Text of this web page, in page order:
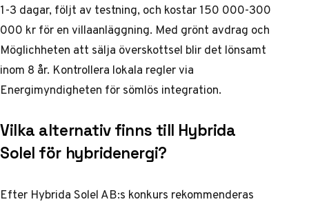
1-3 dagar, följt av testning, och kostar 150 000-300
000 kr för en villaanläggning. Med grönt avdrag och
Möglichheten att sälja överskottsel blir det lönsamt
inom 8 år. Kontrollera lokala regler via
Energimyndigheten för sömlös integration.
Vilka alternativ finns till Hybrida
Solel för hybridenergi?
Efter Hybrida Solel AB:s konkurs rekommenderas